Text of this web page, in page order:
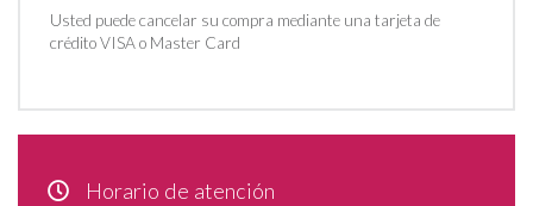
Usted puede cancelar su compra mediante una tarjeta de
crédito VISA o Master Card
Horario de atención